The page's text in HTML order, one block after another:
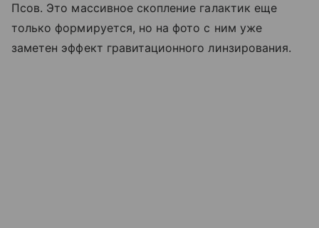
Псов. Это массивное скопление галактик еще
только формируется, но на фото с ним уже
заметен эффект гравитационного линзирования.